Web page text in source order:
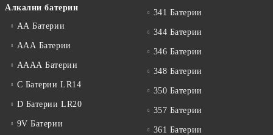
Алкални батерии
АА Батерии
ААА Батерии
АААА Батерии
C Батерии LR14
D Батерии LR20
9V Батерии
341 Батерии
344 Батерии
346 Батерии
348 Батерии
350 Батерии
357 Батерии
361 Батерии